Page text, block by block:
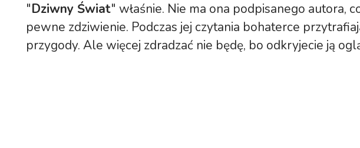
"Dziwny Świat" właśnie. Nie ma ona podpisanego autora,
pewne zdziwienie. Podczas jej czytania bohaterce
przygody. Ale więcej zdradzać nie będę, bo odkryjecie ją